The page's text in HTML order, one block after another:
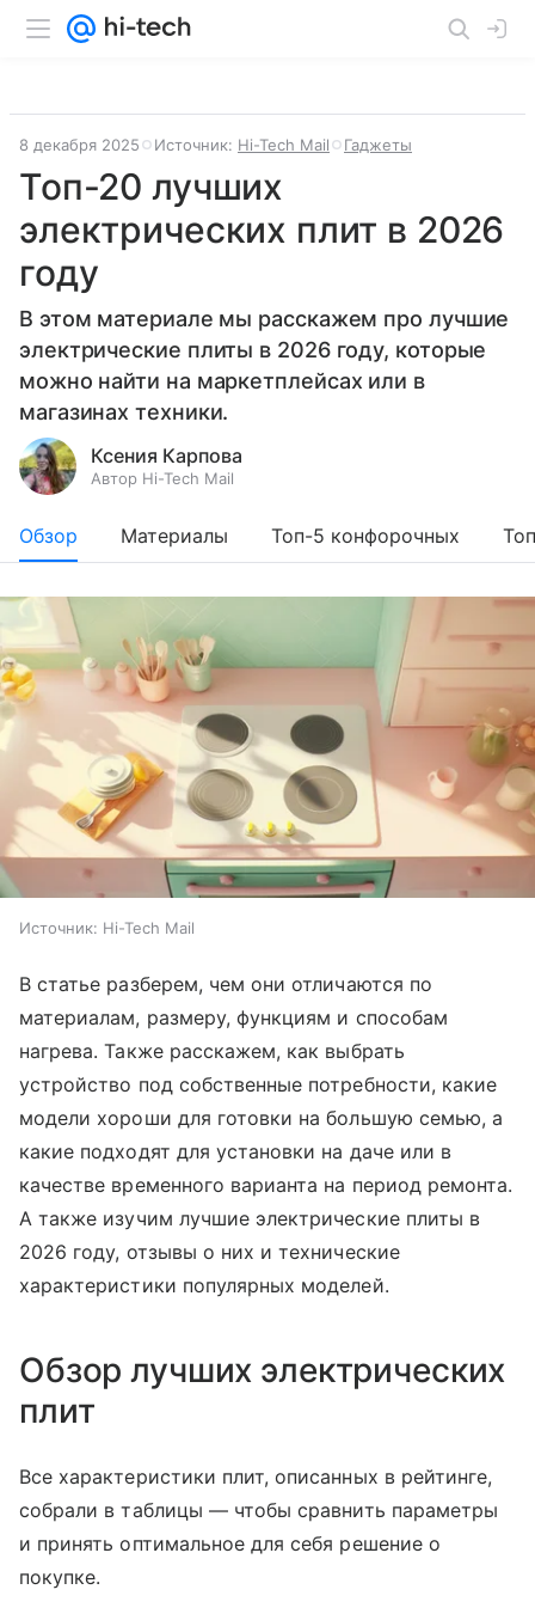
8 декабря 2025 Источник: Hi-Tech Mail Гаджеты
Топ-20 лучших
электрических плит в 2026
году
В этом материале мы расскажем про лучшие
электрические плиты в 2026 году, которые
можно найти на маркетплейсах или в
магазинах техники.
Ксения Карпова
Автор Hi-Tech Mail
Обзор Материалы Топ-5 конфорочных
Источник: Hi-Tech Mail
В статье разберем, чем они отличаются по
материалам, размеру, функциям и способам
нагрева. Также расскажем, как выбрать
устройство под собственные потребности, какие
модели хороши для готовки на большую семью, а
какие подходят для установки на даче или в
качестве временного варианта на период ремонта.
А также изучим лучшие электрические плиты в
2026 году, отзывы о них и технические
характеристики популярных моделей.
Обзор лучших электрических
плит
Все характеристики плит, описанных в рейтинге,
собрали в таблицы — чтобы сравнить параметры
и принять оптимальное для себя решение о
покупке.